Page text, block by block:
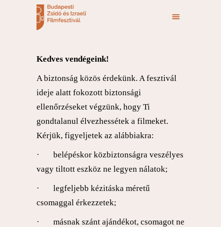
Kedves vendégeink!
A biztonság közös érdekünk. A fesztivál
ideje alatt fokozott biztonsági
ellenőrzéseket végzünk, hogy Ti
gondtalanul élvezhessétek a filmeket.
Kérjük, figyeljetek az alábbiakra:
· belépéskor közbiztonságra veszélyes
vagy tiltott eszköz ne legyen nálatok;
· legfeljebb kézitáska méretű
csomaggal érkezzetek;
· másnak szánt ajándékot, csomagot ne